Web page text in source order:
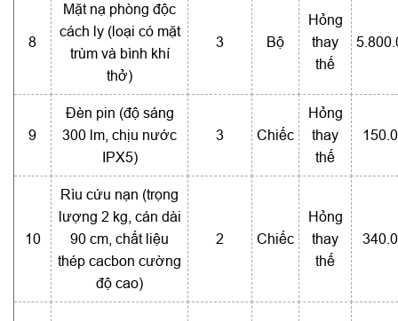
8
Mặt nạ phòng độc
cách ly (loại có mặt
trùm và bình khí
thở)
3 Bộ
Hỏng
thay
thế
9
Đèn pin (độ sáng
300 lm, chịu nước
IPX5)
3 Chiếc
Hỏng
thay
thế
10
Rìu cứu nạn (trọng
lượng 2 kg, cán dài
90 cm, chất liệu
thép cacbon cường
độ cao)
2 Chiếc
Hỏng
thay
thế